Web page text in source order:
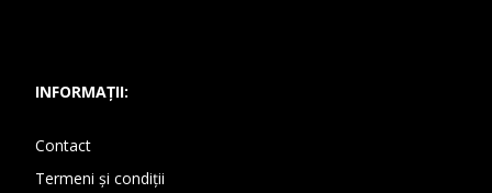
INFORMAȚII:
Contact
Termeni și condiții